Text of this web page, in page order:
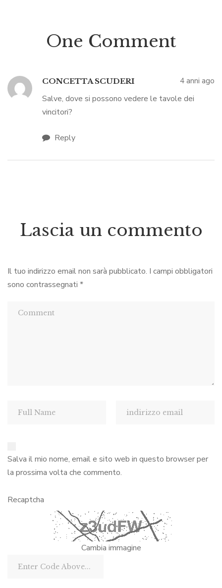
One Comment
CONCETTA SCUDERI 4 anni ago
Salve, dove si possono vedere le tavole dei
vincitori?
Reply
Lascia un commento
Il tuo indirizzo email non sarà pubblicato. I campi obbligatori
sono contrassegnati *
Salva il mio nome, email e sito web in questo browser per
la prossima volta che commento.
Recaptcha
Cambia immagine